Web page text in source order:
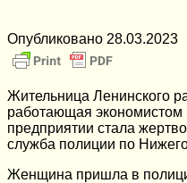
Опубликовано 28.03.2023
Жительница Ленинского
работающая экономистом
предприятии стала
служба полиции по
Женщина пришла в